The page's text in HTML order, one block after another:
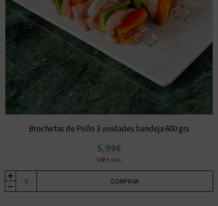
Brochetas de Pollo 3 unidades bandeja 600 grs
5,99€
9,98 € / kilo
COMPRAR